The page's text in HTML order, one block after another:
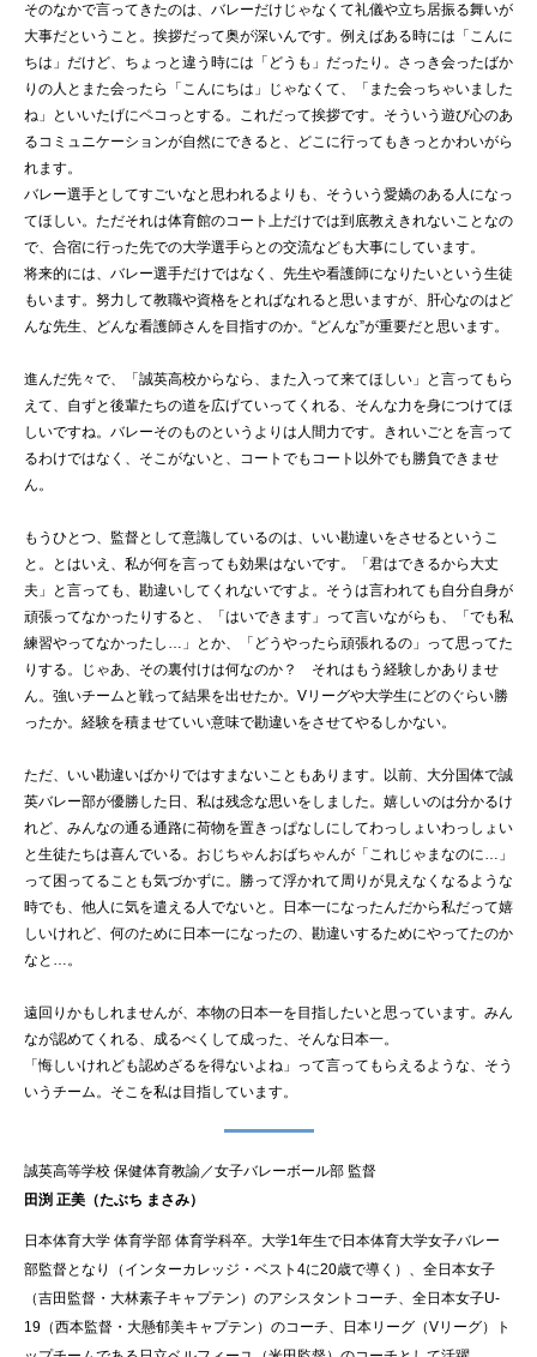
そのなかで言ってきたのは、バレーだけじゃなくて礼儀や立ち居振る舞いが
大事だということ。挨拶だって奥が深いんです。例えばある時には「こんに
ちは」だけど、ちょっと違う時には「どうも」だったり。さっき会ったばか
りの人とまた会ったら「こんにちは」じゃなくて、「また会っちゃいました
ね」といいたげにペコっとする。これだって挨拶です。そういう遊び心のあ
るコミュニケーションが自然にできると、どこに行ってもきっとかわいがら
れます。
バレー選手としてすごいなと思われるよりも、そういう愛嬌のある人になっ
てほしい。ただそれは体育館のコート上だけでは到底教えきれないことなの
で、合宿に行った先での大学選手らとの交流なども大事にしています。
将来的には、バレー選手だけではなく、先生や看護師になりたいという生徒
もいます。努力して教職や資格をとればなれると思いますが、肝心なのはど
んな先生、どんな看護師さんを目指すのか。“どんな”が重要だと思います。
進んだ先々で、「誠英高校からなら、また入って来てほしい」と言ってもら
えて、自ずと後輩たちの道を広げていってくれる、そんな力を身につけてほ
しいですね。バレーそのものというよりは人間力です。きれいごとを言って
るわけではなく、そこがないと、コートでもコート以外でも勝負できませ
ん。
もうひとつ、監督として意識しているのは、いい勘違いをさせるというこ
と。とはいえ、私が何を言っても効果はないです。「君はできるから大丈
夫」と言っても、勘違いしてくれないですよ。そうは言われても自分自身が
頑張ってなかったりすると、「はいできます」って言いながらも、「でも私
練習やってなかったし…」とか、「どうやったら頑張れるの」って思ってた
りする。じゃあ、その裏付けは何なのか？ それはもう経験しかありませ
ん。強いチームと戦って結果を出せたか。Vリーグや大学生にどのぐらい勝
ったか。経験を積ませていい意味で勘違いをさせてやるしかない。
ただ、いい勘違いばかりではすまないこともあります。以前、大分国体で誠
英バレー部が優勝した日、私は残念な思いをしました。嬉しいのは分かるけ
れど、みんなの通る通路に荷物を置きっぱなしにしてわっしょいわっしょい
と生徒たちは喜んでいる。おじちゃんおばちゃんが「これじゃまなのに…」
って困ってることも気づかずに。勝って浮かれて周りが見えなくなるような
時でも、他人に気を遣える人でないと。日本一になったんだから私だって嬉
しいけれど、何のために日本一になったの、勘違いするためにやってたのか
なと…。
遠回りかもしれませんが、本物の日本一を目指したいと思っています。みん
なが認めてくれる、成るべくして成った、そんな日本一。
「悔しいけれども認めざるを得ないよね」って言ってもらえるような、そう
いうチーム。そこを私は目指しています。
誠英高等学校 保健体育教諭／女子バレーボール部 監督
田渕 正美（たぶち まさみ）
日本体育大学 体育学部 体育学科卒。大学1年生で日本体育大学女子バレー
部監督となり（インターカレッジ・ベスト4に20歳で導く）、全日本女子
（吉田監督・大林素子キャプテン）のアシスタントコーチ、全日本女子U-
19（西本監督・大懸郁美キャプテン）のコーチ、日本リーグ（Vリーグ）ト